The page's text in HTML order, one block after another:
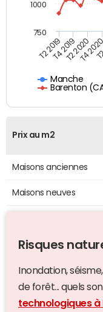
Manche
Barenton
T2 2019T4 2019T2 2020
T4
750
1000
Prix au m2
Maisons anciennes
Maisons neuves
Risques
Inondation,
de forêt... quels
technologiques à